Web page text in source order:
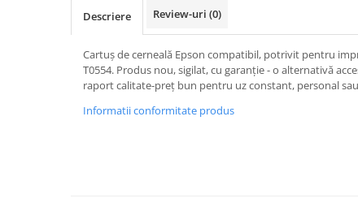
Descriere Review-uri (0)
Cartuș de cerneală Epson compatibil, potrivit pentru
T0554. Produs nou, sigilat, cu garanție - o alternativă
raport calitate-preț bun pentru uz constant, personal
Informatii conformitate produs